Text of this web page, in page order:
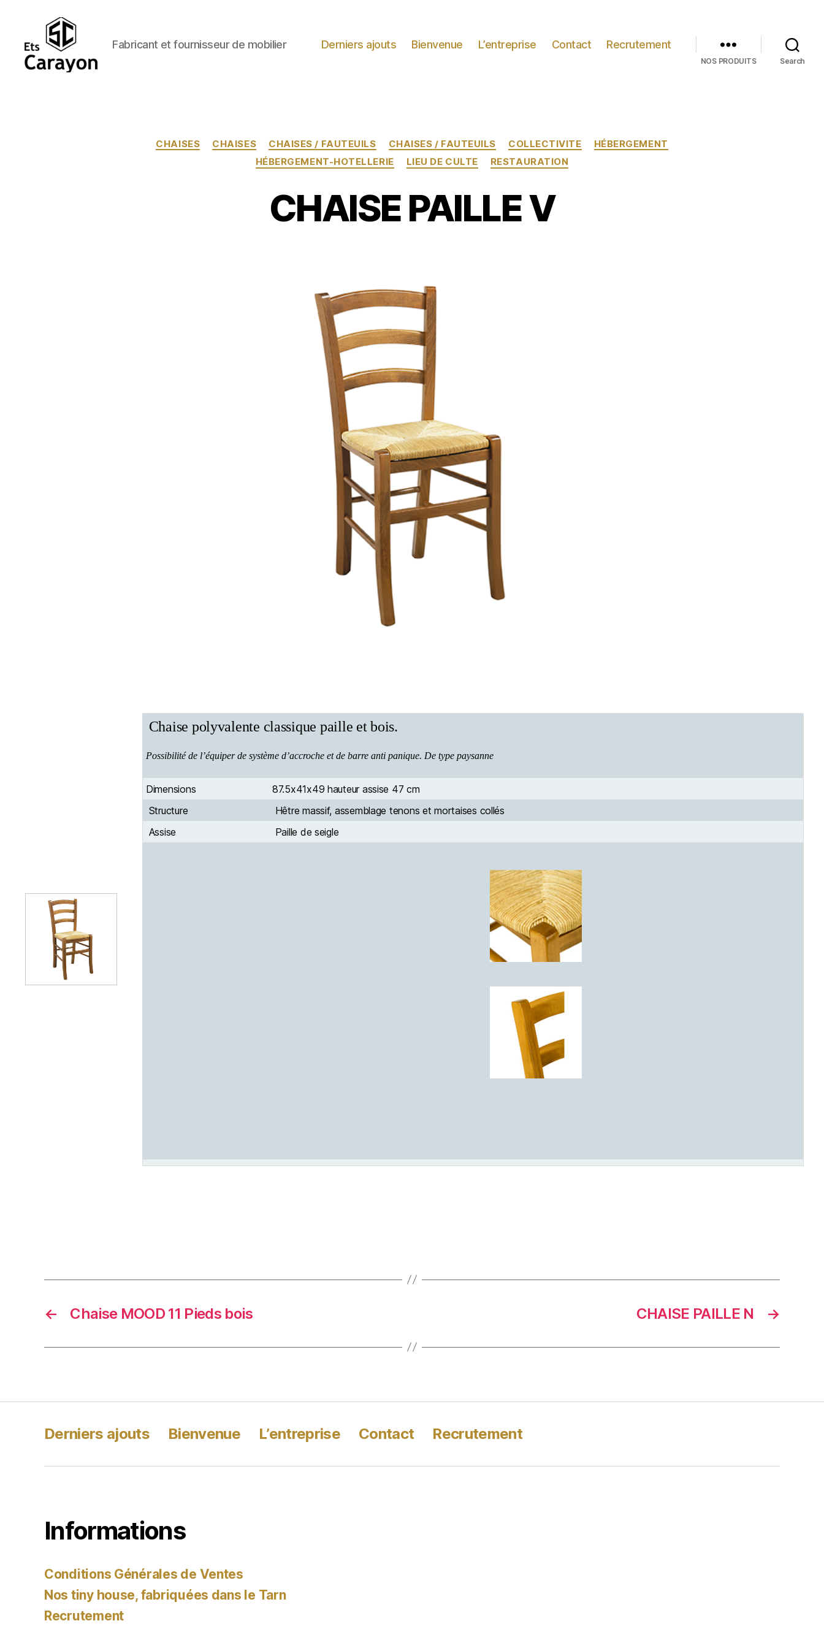
Fabricant et fournisseur de mobilier Derniers ajouts Bienvenue L’entreprise Contact Recrutement
NOS PRODUITS Search
Catégories
CHAISES CHAISES CHAISES / FAUTEUILS CHAISES / FAUTEUILS COLLECTIVITE
HÉBERGEMENT
HÉBERGEMENT-HOTELLERIE
LIEU DE CULTE RESTAURATION
CHAISE PAILLE V
Chaise polyvalente classique paille et bois.
Possibilité de l’équiper de système d’accroche et de barre anti panique. De type paysanne
Dimensions
87.5x41x49 hauteur assise 47 cm
Structure
Hêtre massif, assemblage tenons et mortaises collés
Assise
Paille de seigle
← Chaise MOOD 11 Pieds bois →
CHAISE PAILLE N
Derniers ajouts Bienvenue L’entreprise Contact Recrutement
Informations
Conditions Générales de Ventes
Nos tiny house, fabriquées dans le Tarn
Recrutement